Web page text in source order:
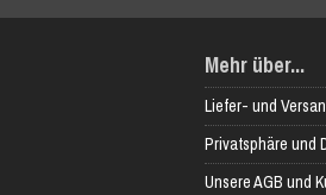
Mehr über...
Liefer- und
Privatsphäre und
Unsere AGB und